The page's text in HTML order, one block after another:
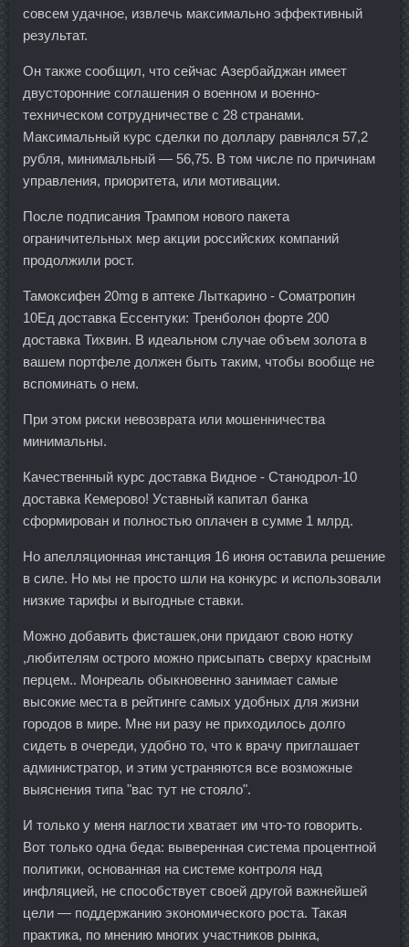
совсем удачное, извлечь максимально эффективный
результат.
Он также сообщил, что сейчас Азербайджан имеет
двусторонние соглашения о военном и военно-
техническом сотрудничестве с 28 странами.
Максимальный курс сделки по доллару равнялся 57,2
рубля, минимальный — 56,75. В том числе по причинам
управления, приоритета, или мотивации.
После подписания Трампом нового пакета
ограничительных мер акции российских компаний
продолжили рост.
Тамоксифен 20mg в аптеке Лыткарино - Cоматропин
10Ед доставка Ессентуки: Тренболон форте 200
доставка Тихвин. В идеальном случае объем золота в
вашем портфеле должен быть таким, чтобы вообще не
вспоминать о нем.
При этом риски невозврата или мошенничества
минимальны.
Качественный курс доставка Видное - Станодрол-10
доставка Кемерово! Уставный капитал банка
сформирован и полностью оплачен в сумме 1 млрд.
Но апелляционная инстанция 16 июня оставила решение
в силе. Но мы не просто шли на конкурс и использовали
низкие тарифы и выгодные ставки.
Можно добавить фисташек,они придают свою нотку
,любителям острого можно присыпать сверху красным
перцем.. Монреаль обыкновенно занимает самые
высокие места в рейтинге самых удобных для жизни
городов в мире. Мне ни разу не приходилось долго
сидеть в очереди, удобно то, что к врачу приглашает
администратор, и этим устраняются все возможные
выяснения типа "вас тут не стояло".
И только у меня наглости хватает им что-то говорить.
Вот только одна беда: выверенная система процентной
политики, основанная на системе контроля над
инфляцией, не способствует своей другой важнейшей
цели — поддержанию экономического роста. Такая
практика, по мнению многих участников рынка,